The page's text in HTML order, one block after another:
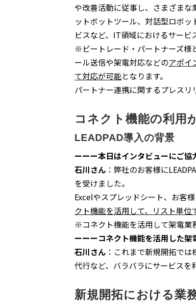
や改善活動に従事し、さまざま
ットボットツール、対話型ロボ
ビスなど、IT領域におけるサービ
※ビートレード・パートナーズ様
ール送信や架電対応などのアポイ
て対応が可能となります。
パートナー連携に関するプレスリ
コネクト機能の利用
LEADPAD導入の背景
ーーー本日はインタビューにご協
石川さん ：弊社のお客様に
を受けました。
Excelやスプレッドシート、お客
クト機能を活用して、リスト単位
※コネクト機能を活用して架電業
ーーーコネクト機能を活用した架
石川さん ：これまで新規開拓で
代行など、バラバラにサービスを
新規開拓における業